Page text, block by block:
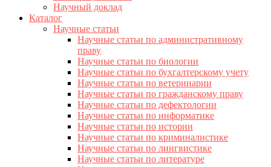
Научный доклад
Каталог
Научные статьи
Научные статьи по административному
праву
Научные статьи по биологии
Научные статьи по бухгалтерскому учету
Научные статьи по ветеринарии
Научные статьи по гражданскому праву
Научные статьи по дефектологии
Научные статьи по информатике
Научные статьи по истории
Научные статьи по криминалистике
Научные статьи по лингвистике
Научные статьи по литературе